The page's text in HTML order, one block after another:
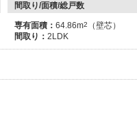
間取り/面積/総戸数
専有面積： 64.86m2
（壁芯）
間取り： 2LDK